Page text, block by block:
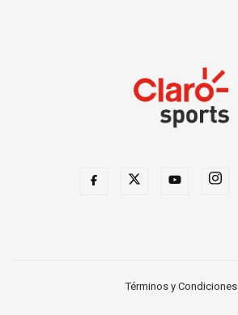
Términos y Condiciones